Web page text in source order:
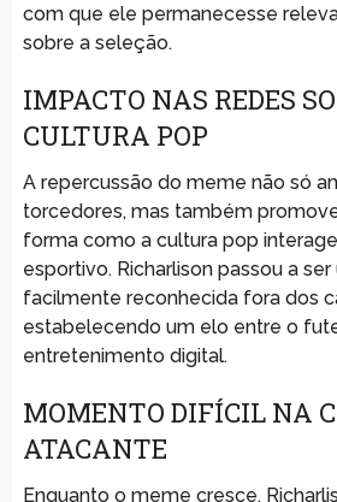
com que ele permanecesse
sobre a seleção.
IMPACTO NAS REDES
CULTURA POP
A repercussão do meme não só
torcedores, mas também
forma como a cultura pop
esportivo. Richarlison passou a ser
facilmente reconhecida fora dos
estabelecendo um elo entre o
entretenimento digital.
MOMENTO DIFÍCIL NA
ATACANTE
Enquanto o meme cresce,